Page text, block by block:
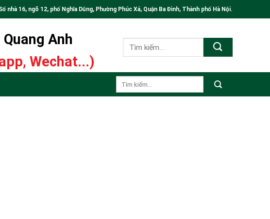
16, ngõ 12, phố Nghĩa Dũng, Phường Phúc Xá, Quận Ba Đình, Thành phố Hà Nội.
Anh
Wechat...)
Tìm